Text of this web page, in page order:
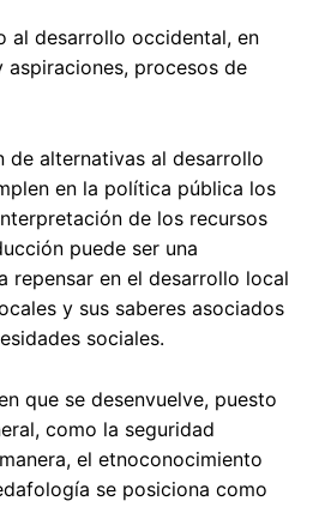
al desarrollo occidental, en
procesos de
de alternativas al desarrollo
en la política pública los
de los recursos
puede ser una
repensar en el desarrollo local
y sus saberes asociados
sociales.
que se desenvuelve, puesto
como la seguridad
el etnoconocimiento
se posiciona como